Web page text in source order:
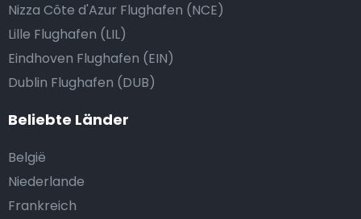
Nizza Côte d'Azur Flughafen (NCE)
Lille Flughafen (LIL)
Eindhoven Flughafen (EIN)
Dublin Flughafen (DUB)
Beliebte Länder
België
Niederlande
Frankreich